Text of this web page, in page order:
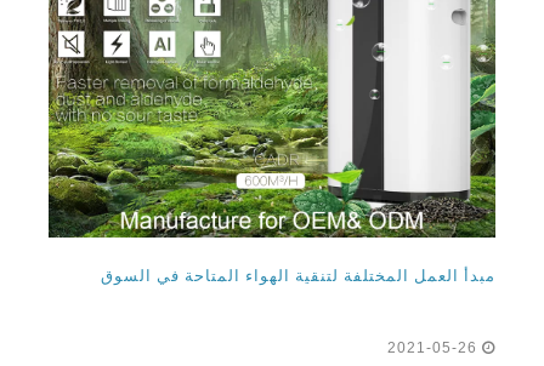
مبدأ العمل المختلفة لتنقية الهواء المتاحة في السوق